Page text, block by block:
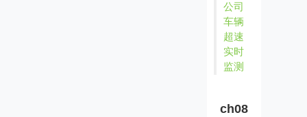
公司
车辆
超速
实时
监测
ch08